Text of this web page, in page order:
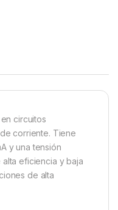
circuitos
corriente. Tiene
y una tensión
alta eficiencia y baja
de alta